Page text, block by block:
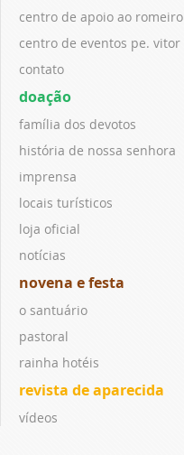
centro de apoio ao romeiro
centro de eventos pe. vitor
contato
doação
família dos devotos
história de nossa senhora
imprensa
locais turísticos
loja oficial
notícias
novena e festa
o santuário
pastoral
rainha hotéis
revista de aparecida
vídeos